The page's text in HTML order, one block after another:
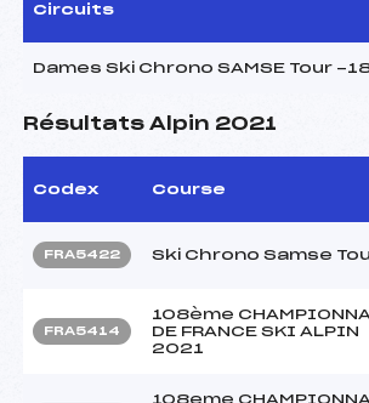
Circuits
Dames Ski Chrono SAMSE Tour -
Résultats Alpin 2021
Codex Course
FRA5422 Ski Chrono Samse
FRA5414
108ème
DE FRANCE SKI ALPIN
2021
108eme